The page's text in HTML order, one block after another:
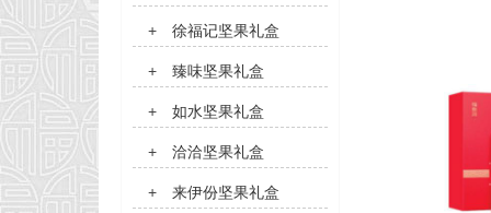
+ 徐福记坚果礼盒
+ 臻味坚果礼盒
+ 如水坚果礼盒
+ 洽洽坚果礼盒
+ 来伊份坚果礼盒